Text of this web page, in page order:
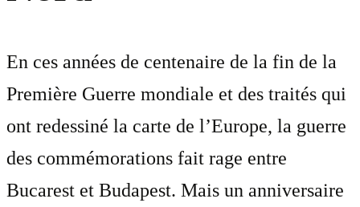
En ces années de centenaire de la fin de la
Première Guerre mondiale et des traités qui
ont redessiné la carte de l’Europe, la guerre
des commémorations fait rage entre
Bucarest et Budapest. Mais un anniversaire